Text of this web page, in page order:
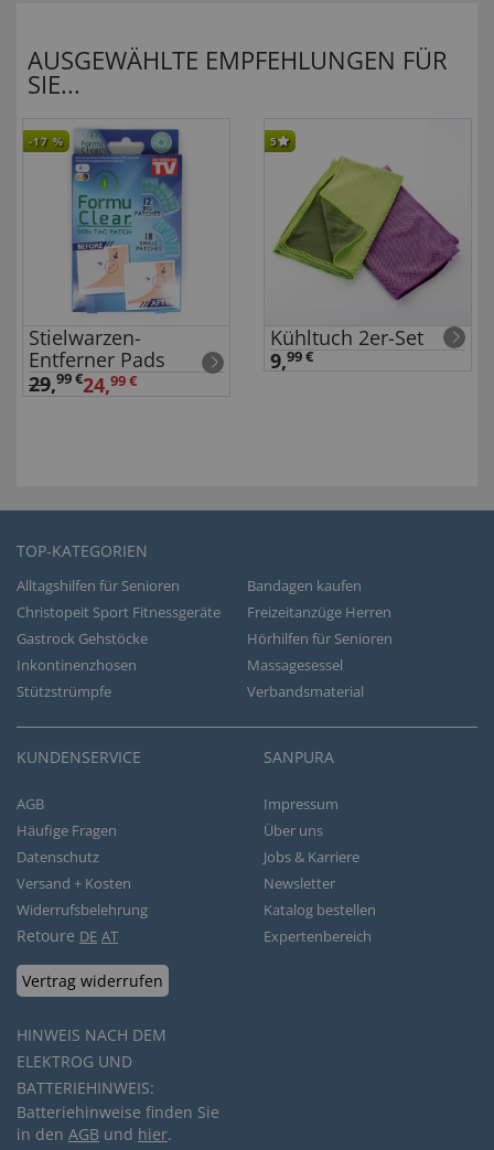
AUSGEWÄHLTE EMPFEHLUNGEN FÜR
SIE...
-17 %
Stielwarzen-
Entferner Pads
29,99 €24,99 €
5
Kühltuch 2er-Set
9,99 €
TOP-KATEGORIEN
Alltagshilfen für Senioren
Bandagen kaufen
Christopeit Sport Fitnessgeräte
Freizeitanzüge Herren
Gastrock Gehstöcke
Hörhilfen für Senioren
Inkontinenzhosen
Massagesessel
Stützstrümpfe
Verbandsmaterial
KUNDENSERVICE
AGB
Häufige Fragen
Datenschutz
Versand + Kosten
Widerrufsbelehrung
Retoure DE AT
Vertrag widerrufen
HINWEIS NACH DEM
ELEKTROG UND
BATTERIEHINWEIS:
Batteriehinweise finden Sie
in den AGB und hier.
SANPURA
Impressum
Über uns
Jobs & Karriere
Newsletter
Katalog bestellen
Expertenbereich